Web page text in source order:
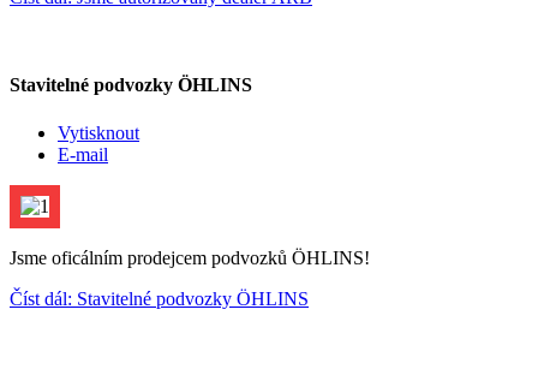
Stavitelné podvozky ÖHLINS
Vytisknout
E-mail
Jsme oficálním prodejcem podvozků ÖHLINS!
Číst dál: Stavitelné podvozky ÖHLINS